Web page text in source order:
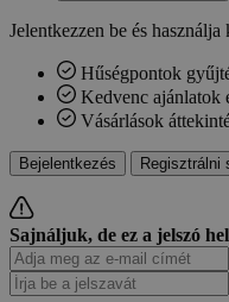
Jelentkezzen be és
Hűségpontok
Kedvenc ajánlatok
Vásárlások
Bejelentkezés Regisztrálni
Sajnáljuk, de ez a jelszó